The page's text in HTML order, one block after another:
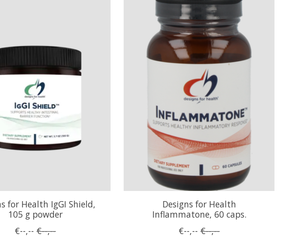
for Health IgGI Shield,
105 g powder
€--,-- €--,--
Designs for Health
Inflammatone, 60 caps.
€--,-- €--,--